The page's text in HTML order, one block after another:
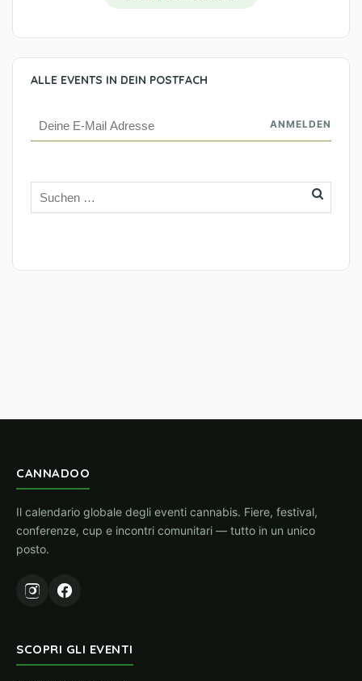
ALLE EVENTS IN DEIN POSTFACH
CANNADOO
Il calendario globale degli eventi cannabis. Fiere, festival,
conferenze, cup e incontri comunitari — tutto in un unico
posto.
SCOPRI GLI EVENTI